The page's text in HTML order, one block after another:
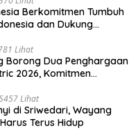
Berkomitmen Tumbuh
dan Dukung
Lihat
Borong Dua Penghargaan
2026, Komitmen
Lihat
di Sriwedari, Wayang
Terus Hidup